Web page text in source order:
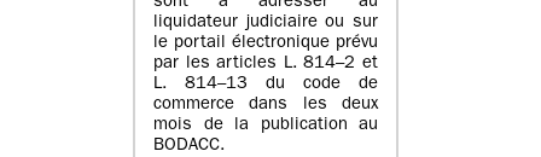
liquidateur judiciaire ou sur
le portail électronique prévu
par les articles L. 814–2 et
L. 814–13 du code de
commerce dans les deux
mois de la publication au
BODACC.